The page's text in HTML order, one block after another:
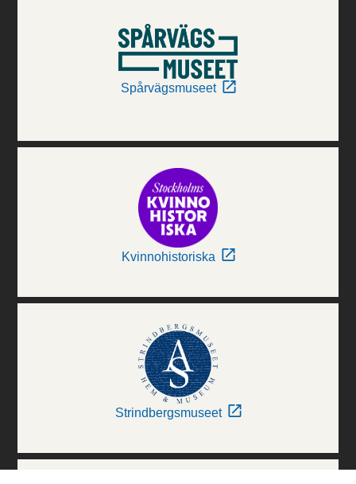
Spårvägsmuseet
Kvinnohistoriska
Strindbergsmuseet